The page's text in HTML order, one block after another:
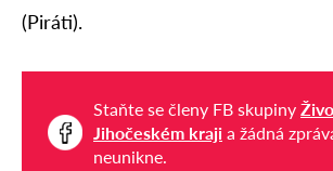
(Piráti).
Staňte se členy FB skupiny
Jihočeském kraji a žádná
neunikne.